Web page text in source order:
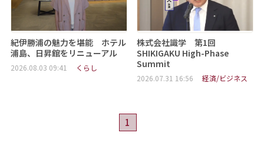
紀伊勝浦の魅力を堪能 ホテル
浦島、日昇館をリニューアル
2026.08.03 09:41 くらし
株式会社識学 第1回
SHIKIGAKU High-Phase
Summit
2026.07.31 16:56 経済/ビジネス
1